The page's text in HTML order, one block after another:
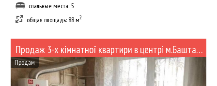
спальные места: 5
общая площадь: 88 м2
Продаж 3-х кімнатної квартири в центрі м.Баштанка (№519)
Продам